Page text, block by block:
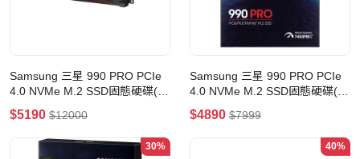
Samsung 三星 990 PRO PCIe
4.0 NVMe M.2 SSD固態硬碟(請
保留包裝, 以便日後保養)(With
Heatsink-4TB)
$5190 $12000
Samsung 三星 990 PRO PCIe
4.0 NVMe M.2 SSD固態硬碟(請
保留包裝, 以便日後保養)(Non
Heatsink-4TB)
$4890 $7999
30% 40%